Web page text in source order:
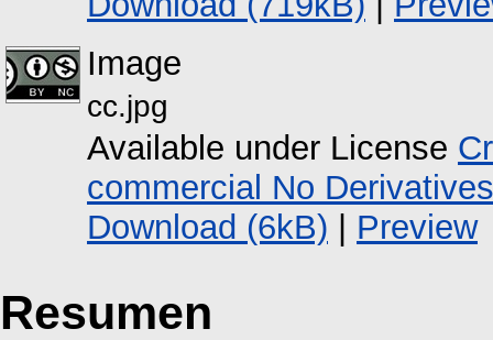
Image
cc.jpg
Available under License
commercial No Derivatives
Download (6kB) | Preview
Resumen